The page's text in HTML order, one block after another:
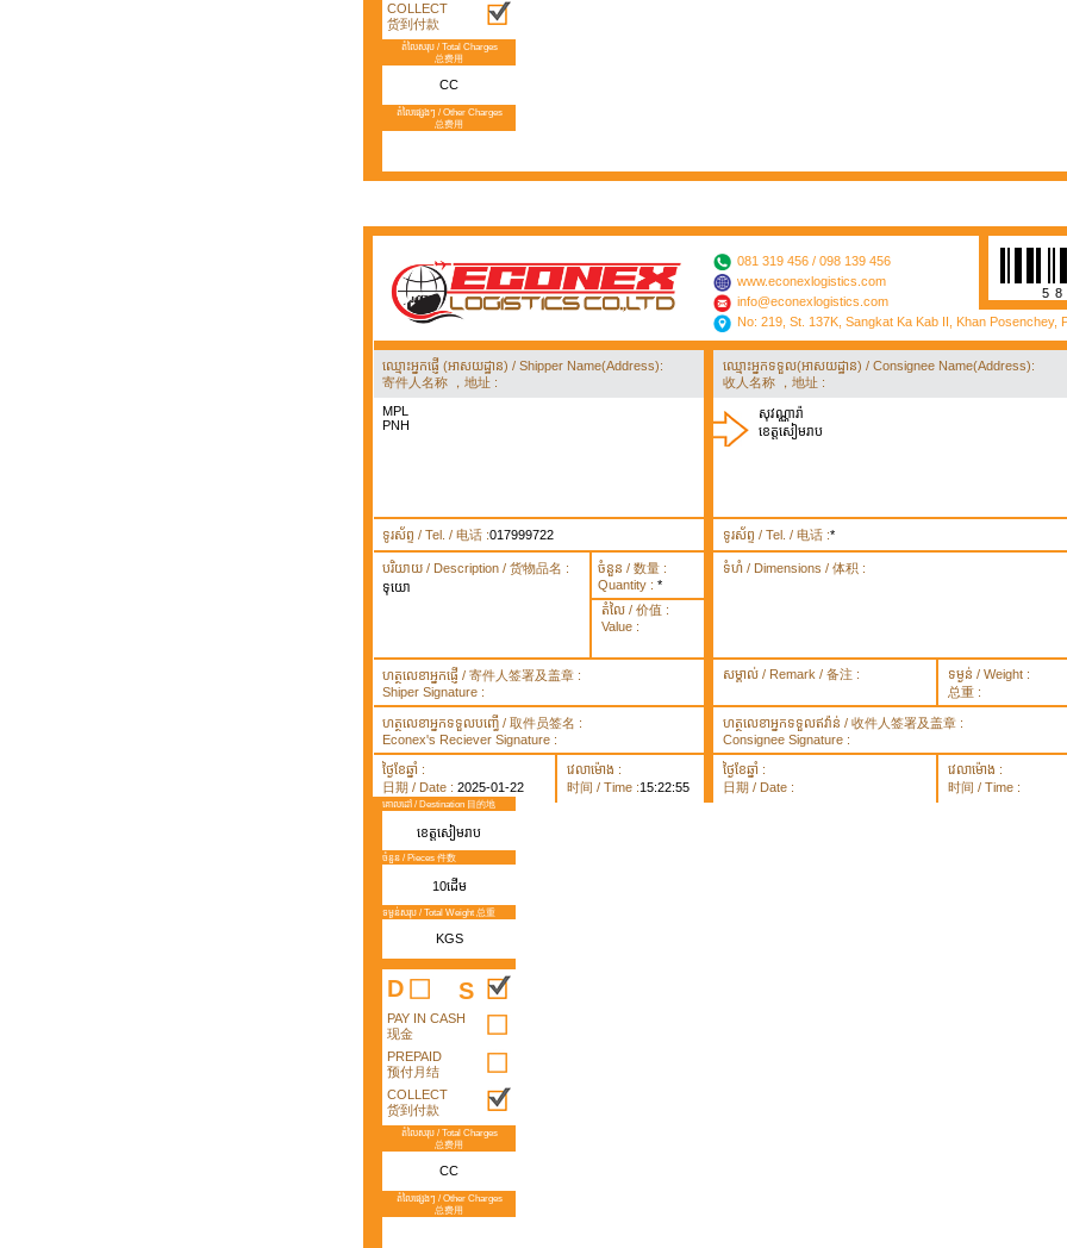
COLLECT
货到付款
តំលៃសរុប / Total Charges
总费用
CC
តំលៃផ្សេងៗ / Other Charges
总费用
081 319 456 / 098 139 456
www.econexlogistics.com
info@econexlogistics.com
No: 219, St. 137K, Sangkat Ka Kab II, Khan Posenchey,
ឈ្មោះអ្នកផ្ញើ (អាសយដ្ឋាន) / Shipper Name(Address):
寄件人名称 ，地址 :
MPL
PNH
ឈ្មោះអ្នកទទួល(អាសយដ្ឋាន) / Consignee Name(Address):
收人名称 ，地址 :
សុវណ្ណារ៉ា
ខេត្តសៀមរាប
ទូរស័ព្ទ / Tel. / 电话 :017999722 ទូរស័ព្ទ / Tel. / 电话 :*
បរិយាយ / Description / 货物品名 :
ទុយោ
ចំនួន / 数量 :
Quantity : *
តំលៃ / 价值 :
Value :
ទំហំ / Dimensions / 体积 :
ហត្ថលេខាអ្នកផ្ញើ / 寄件人签署及盖章 :
Shiper Signature :
សម្គាល់ / Remark / 备注 :
ទម្ងន់ / Weight :
总重 :
ហត្ថលេខាអ្នកទទួលបញ្ធើ / 取件员签名 :
Econex's Reciever Signature :
ហត្ថលេខាអ្នកទទួលឥវ៉ាន់ / 收件人签署及盖章 :
Consignee Signature :
ថ្ងៃខែឆ្នាំ :
日期 / Date : 2025-01-22
វេលាម៉ោង :
时间 / Time :15:22:55
ថ្ងៃខែឆ្នាំ :
日期 / Date :
វេលាម៉ោង :
时间 / Time :
គោលដៅ / Destination 目的地
ខេត្តសៀមរាប
ចំនួន / Pieces 件数
10ដើម
ទម្ងន់សរុប / Total Weight 总重
KGS
D S
PAY IN CASH
现金
PREPAID
预付月结
COLLECT
货到付款
តំលៃសរុប / Total Charges
总费用
CC
តំលៃផ្សេងៗ / Other Charges
总费用